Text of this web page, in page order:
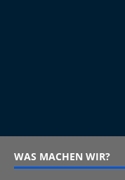
WAS MACHEN WIR?